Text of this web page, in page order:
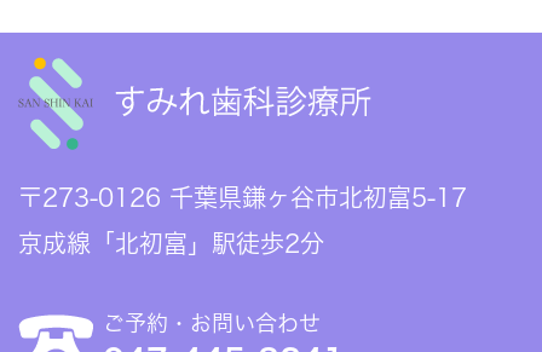
〒273-0126 千葉県鎌ヶ谷市北初富5-17
京成線「北初富」駅徒歩2分
ご予約・お問い合わせ